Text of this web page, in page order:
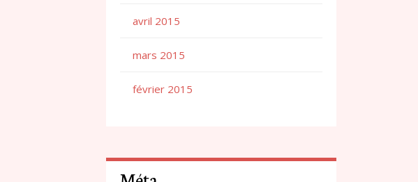
avril 2015
mars 2015
février 2015